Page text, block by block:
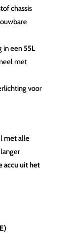
chassis
in een 55L
met
voor
met alle
accu uit het